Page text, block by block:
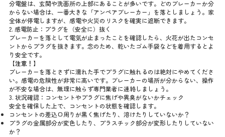
分電盤は、玄関や洗面所の上部にあることが多いです。どのブレーカーか分
からない場合は、一番大きな「アンペアブレーカー」を落としましょう。家
全体が停電しますが、感電や火災のリスクを確実に遮断できます。
2. 感電防止：プラグを（安全に）抜く
ブレーカーを落として電気が止まったことを確認したら、火花が出たコンセ
ントからプラグを抜きます。念のため、乾いたゴム手袋などを着用するとよ
り安全です。
【注意！】
ブレーカーを落とさずに濡れた手でプラグに触れるのは絶対にやめてくださ
い。感電の危険性が非常に高いです。ブレーカーの場所が分からない、操作
が不安な場合は、無理に触らず専門業者に連絡しましょう。
3. 状況確認：コンセントやプラグに焦げや異臭がないかチェック
安全を確保した上で、コンセントの状態を確認します。
コンセントの差込口周りが黒く焦げたり、溶けたりしていないか？
プラグの金属部分が変色したり、プラスチック部分が変形したりしていない
か？